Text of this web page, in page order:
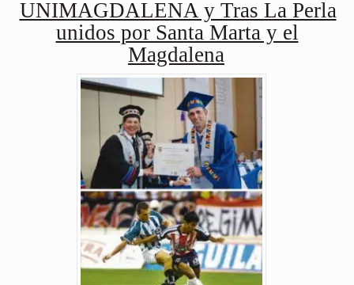
UNIMAGDALENA y Tras La Perla
unidos por Santa Marta y el
Magdalena